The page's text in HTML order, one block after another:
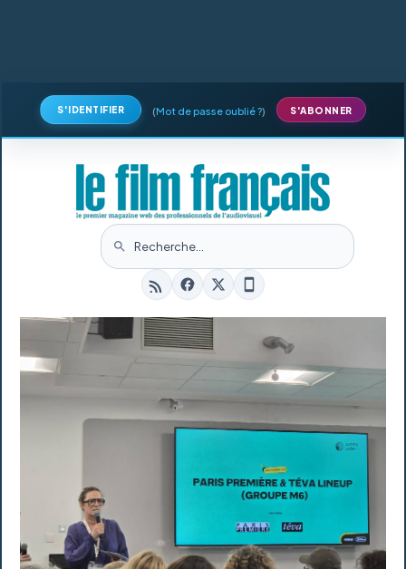
S'IDENTIFIER (Mot de passe oublié ?) S'ABONNER